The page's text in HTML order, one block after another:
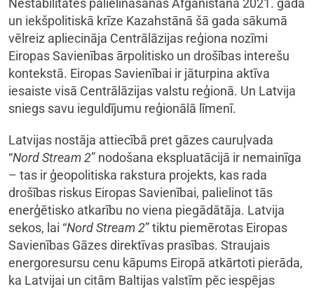
un iekšpolitiskā krīze Kazahstānā šā gada sākumā
vēlreiz apliecināja Centrālāzijas reģiona nozīmi
Eiropas Savienības ārpolitisko un drošības interešu
kontekstā. Eiropas Savienībai ir jāturpina aktīva
iesaiste visā Centrālāzijas valstu reģionā. Un Latvija
sniegs savu ieguldījumu reģionālā līmenī.
Latvijas nostāja attiecībā pret gāzes cauruļvada
“Nord Stream 2” nodošana ekspluatācijā ir nemainīga
– tas ir ģeopolitiska rakstura projekts, kas rada
drošības riskus Eiropas Savienībai, palielinot tās
enerģētisko atkarību no viena piegādātāja. Latvija
sekos, lai “Nord Stream 2” tiktu piemērotas Eiropas
Savienības Gāzes direktīvas prasības. Straujais
energoresursu cenu kāpums Eiropā atkārtoti pierāda,
ka Latvijai un citām Baltijas valstīm pēc iespējas